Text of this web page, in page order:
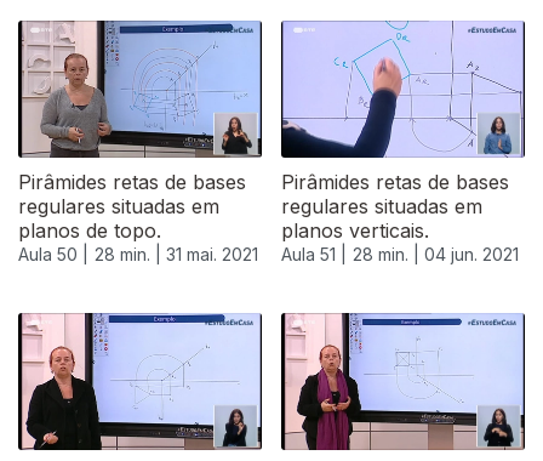
Pirâmides retas de bases
regulares situadas em
planos de topo.
Aula 50 | 28 min. | 31 mai. 2021
Pirâmides retas de bases
regulares situadas em
planos verticais.
Aula 51 | 28 min. | 04 jun. 2021